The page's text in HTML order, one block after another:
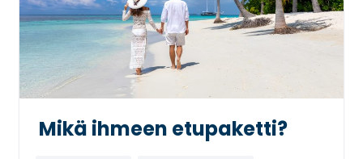
Mikä ihmeen etupaketti?